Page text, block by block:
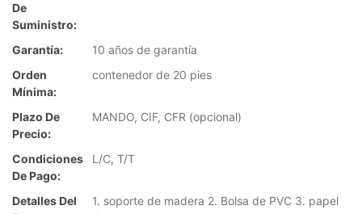
De
Suministro:
Garantía:
10 años de garantía
Orden
Mínima:
contenedor de 20 pies
Plazo De
Precio:
MANDO, CIF, CFR (opcional)
Condiciones
De Pago:
L/C, T/T
Detalles Del
1. soporte de madera 2. Bolsa de PVC 3. papel